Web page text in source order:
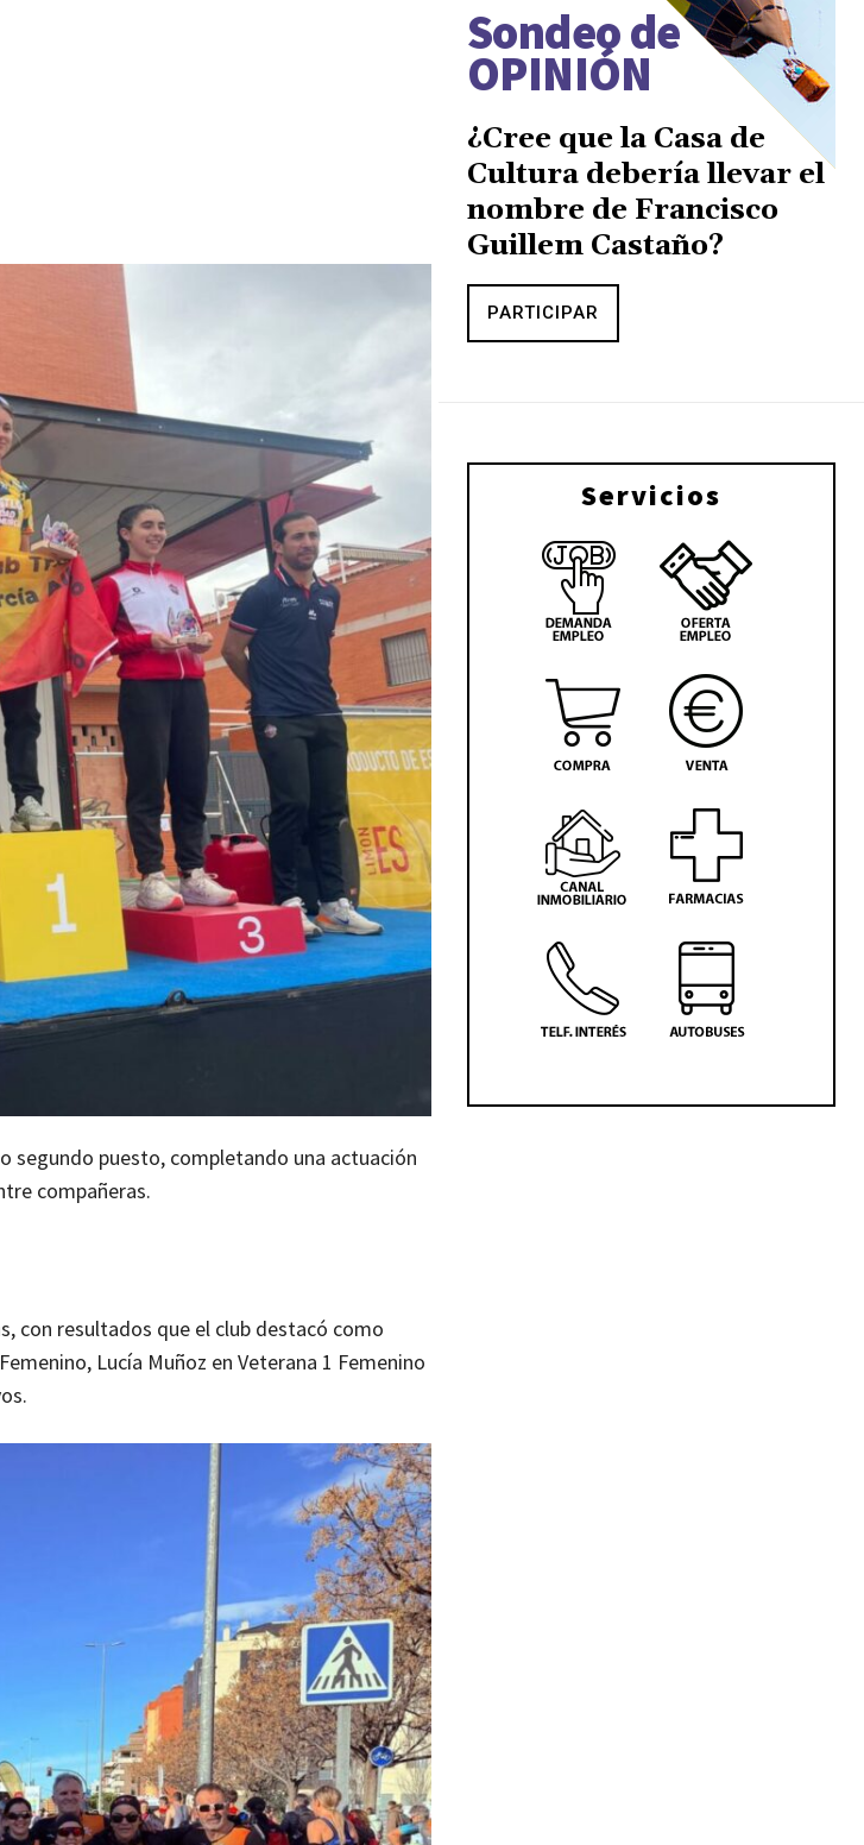
segundo puesto, completando una actuación
compañeras.
con resultados que el club destacó como
Lucía Muñoz en Veterana 1 Femenino
Sondeo de
OPINIÓN
¿Cree que la Casa de
Cultura debería llevar el
nombre de Francisco
Guillem Castaño?
PARTICIPAR
Servicios